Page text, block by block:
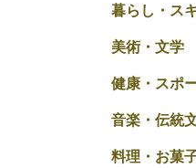
暮らし・ス
美術・文学
健康・スポ
音楽・伝統
料理・お菓